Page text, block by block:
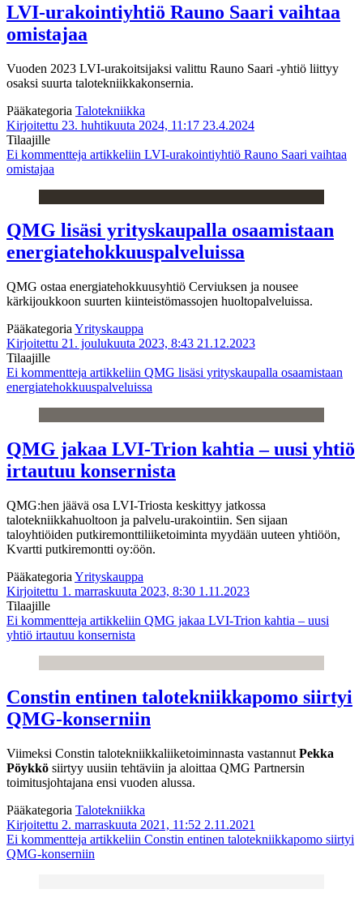
LVI-urakointiyhtiö Rauno Saari vaihtaa
omistajaa
Vuoden 2023 LVI-urakoitsijaksi valittu Rauno Saari -yhtiö liittyy
osaksi suurta talotekniikkakonsernia.
Pääkategoria Talotekniikka
Kirjoitettu 23. huhtikuuta 2024, 11:17 23.4.2024
Tilaajille
Ei kommentteja artikkeliin LVI-urakointiyhtiö Rauno Saari vaihtaa
omistajaa
QMG lisäsi yrityskaupalla osaamistaan
energiatehokkuuspalveluissa
QMG ostaa energiatehokkuusyhtiö Cerviuksen ja nousee
kärkijoukkoon suurten kiinteistömassojen huoltopalveluissa.
Pääkategoria Yrityskauppa
Kirjoitettu 21. joulukuuta 2023, 8:43 21.12.2023
Tilaajille
Ei kommentteja artikkeliin QMG lisäsi yrityskaupalla osaamistaan
energiatehokkuuspalveluissa
QMG jakaa LVI-Trion kahtia – uusi yhtiö
irtautuu konsernista
QMG:hen jäävä osa LVI-Triosta keskittyy jatkossa
talotekniikkahuoltoon ja palvelu-urakointiin. Sen sijaan
taloyhtiöiden putkiremonttiliiketoiminta myydään uuteen yhtiöön,
Kvartti putkiremontti oy:öön.
Pääkategoria Yrityskauppa
Kirjoitettu 1. marraskuuta 2023, 8:30 1.11.2023
Tilaajille
Ei kommentteja artikkeliin QMG jakaa LVI-Trion kahtia – uusi
yhtiö irtautuu konsernista
Constin entinen talotekniikkapomo siirtyi
QMG-konserniin
Viimeksi Constin talotekniikkaliiketoiminnasta vastannut Pekka
Pöykkö siirtyy uusiin tehtäviin ja aloittaa QMG Partnersin
toimitusjohtajana ensi vuoden alussa.
Pääkategoria Talotekniikka
Kirjoitettu 2. marraskuuta 2021, 11:52 2.11.2021
Ei kommentteja artikkeliin Constin entinen talotekniikkapomo siirtyi
QMG-konserniin